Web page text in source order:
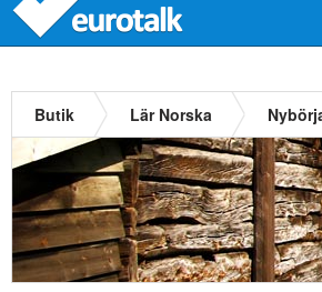
Butik Lär Norska